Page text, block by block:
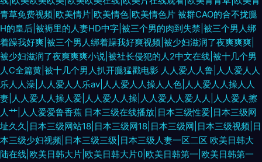
青草免费视频|欧美情片|欧美情色|欧美情色片 被群CAO的合不拢腿
H的皇后|被褥里的人妻HD中字|被三个男的肉到失禁|被三个男人绑
着躁我好爽|被三个男人绑着躁我好爽视频|被少妇滋润了夜爽爽爽|
被少妇滋润了夜爽爽爽小说|被社长侵犯的人2中文在线|被十几个男
人C全篇黄|被十几个男人扒开腿猛戳电影 人人爱人人鲁|人人爱人人
乐人人澡|人人爱人人乐av|人人爱人人操人人色|人人爱人人操人人
妻|人人爱人人操人爱|人人爱人人操|人人爱人人爱人人|人人爱人擦
人艹|人人爱爱鲁香蕉 日本三级在线播放|日本三级性爱|日本三级网
址久久|日本三级网站18|日本三级网18|日本三级网|日本三级视频|日
本三级少妇视频|日本三级三级|日本三级人妻一区二区 欧美日韩大
陆在线|欧美日韩大片|欧美日韩大片0|欧美日韩第一|欧美日韩第一